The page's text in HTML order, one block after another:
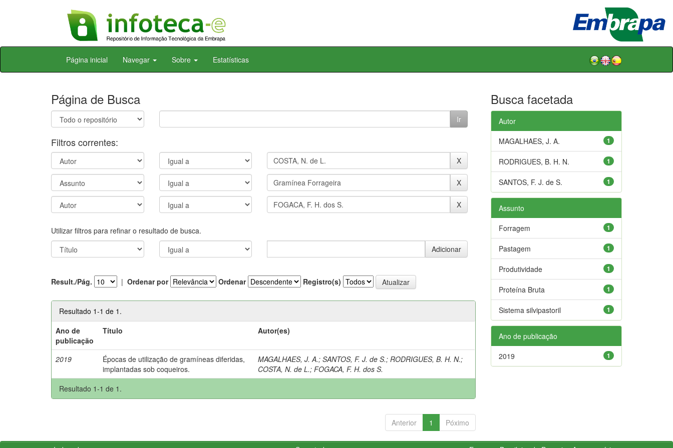
Skip
Página inicial Navegar Sobre Estatísticas
Página de Busca
Filtros correntes:
Utilizar filtros para refinar o resultado de busca.
Result./Pág. | Ordenar por Ordenar Registro(s)
Resultado 1-1 de 1.
Ano de
publicação
Título Autor(es)
2019
Épocas de utilização de gramíneas diferidas,
implantadas sob coqueiros.
MAGALHAES, J. A.;SANTOS, F. J. de S.; RODRIGUES, B. H. N.;
COSTA, N. de L.;FOGACA, F. H. dos S.
Resultado 1-1 de 1.
Anterior 1 Póximo
Busca facetada
Autor
1
MAGALHAES, J. A.
1
RODRIGUES, B. H. N.
1
SANTOS, F. J. de S.
Assunto
1
Forragem
1
Pastagem
1
Produtividade
1
Proteína Bruta
1
Sistema silvipastoril
Ano de publicação
1
2019